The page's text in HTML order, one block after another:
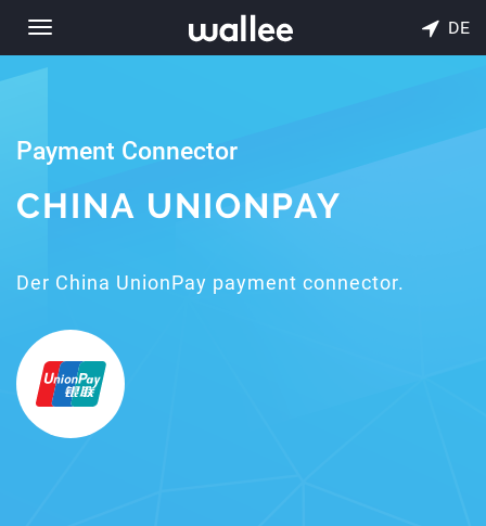
Toggle
navigation
DE
Payment Connector
CHINA UNIONPAY
Der China UnionPay payment connector.